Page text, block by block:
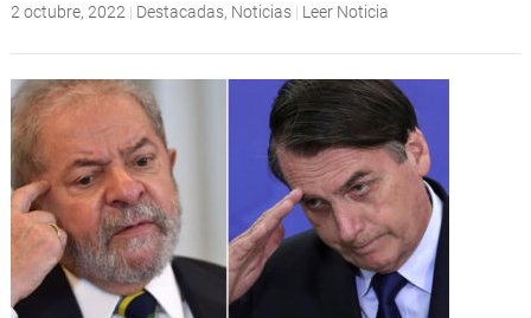
2 octubre, 2022 | Destacadas, Noticias | Leer Noticia